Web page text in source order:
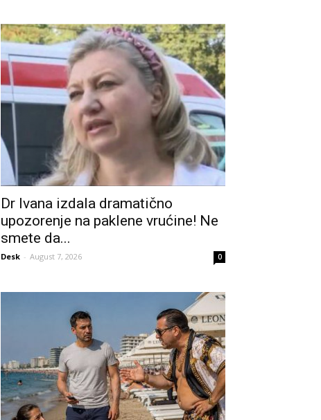
Dr Ivana izdala dramatično
upozorenje na paklene vrućine! Ne
smete da...
Desk - August 7, 2026 0